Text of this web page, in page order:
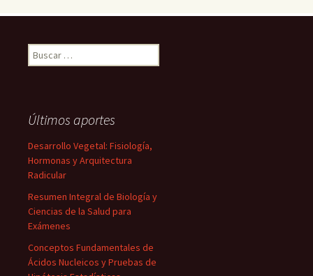
Buscar:
Últimos aportes
Desarrollo Vegetal: Fisiología,
Hormonas y Arquitectura
Radicular
Resumen Integral de Biología y
Ciencias de la Salud para
Exámenes
Conceptos Fundamentales de
Ácidos Nucleicos y Pruebas de